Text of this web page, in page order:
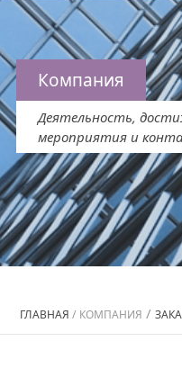
Компания
Деятельность,
мероприятия и
ГЛАВНАЯ / КОМПАНИЯ /